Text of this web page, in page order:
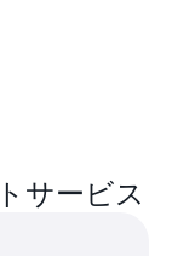
サービス